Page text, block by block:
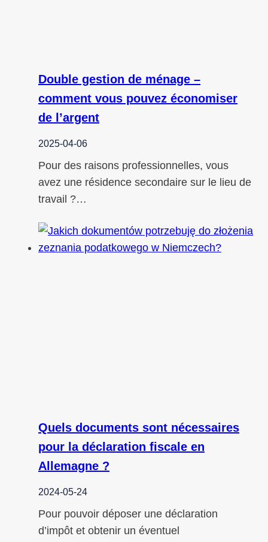
Double gestion de ménage –
comment vous pouvez économiser
de l’argent
2025-04-06
Pour des raisons professionnelles, vous
avez une résidence secondaire sur le lieu de
travail ?…
Quels documents sont nécessaires
pour la déclaration fiscale en
Allemagne ?
2024-05-24
Pour pouvoir déposer une déclaration
d’impôt et obtenir un éventuel